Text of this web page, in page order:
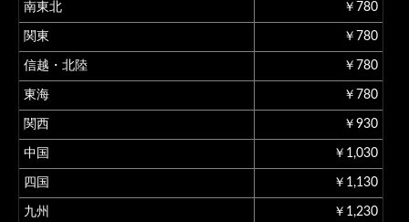
南東北 ￥780
関東 ￥780
信越・北陸 ￥780
東海 ￥780
関西 ￥930
中国 ￥1,030
四国 ￥1,130
九州 ￥1,230